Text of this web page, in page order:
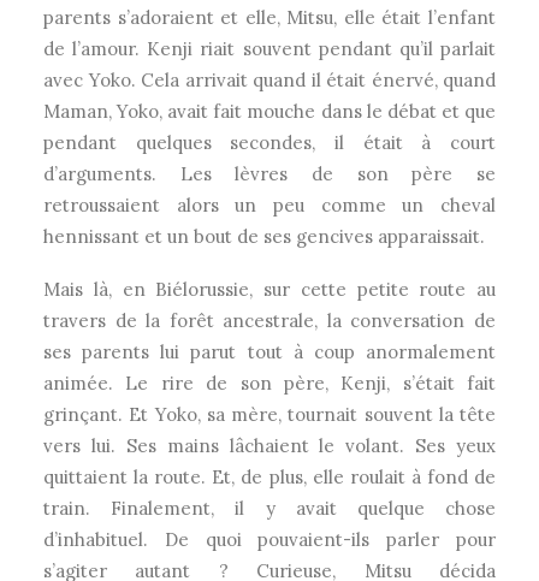
parents s’adoraient et elle, Mitsu, elle était l’enfant
de l’amour. Kenji riait souvent pendant qu’il parlait
avec Yoko. Cela arrivait quand il était énervé, quand
Maman, Yoko, avait fait mouche dans le débat et que
pendant quelques secondes, il était à court
d’arguments. Les lèvres de son père se
retroussaient alors un peu comme un cheval
hennissant et un bout de ses gencives apparaissait.
Mais là, en Biélorussie, sur cette petite route au
travers de la forêt ancestrale, la conversation de
ses parents lui parut tout à coup anormalement
animée. Le rire de son père, Kenji, s’était fait
grinçant. Et Yoko, sa mère, tournait souvent la tête
vers lui. Ses mains lâchaient le volant. Ses yeux
quittaient la route. Et, de plus, elle roulait à fond de
train. Finalement, il y avait quelque chose
d’inhabituel. De quoi pouvaient-ils parler pour
s’agiter autant ? Curieuse, Mitsu décida